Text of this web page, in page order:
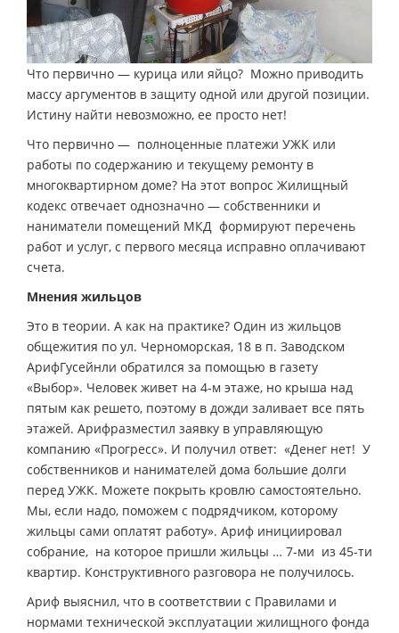
Что первично — курица или яйцо? Можно приводить
массу аргументов в защиту одной или другой позиции.
Истину найти невозможно, ее просто нет!
Что первично — полноценные платежи УЖК или
работы по содержанию и текущему ремонту в
многоквартирном доме? На этот вопрос Жилищный
кодекс отвечает однозначно — собственники и
наниматели помещений МКД формируют перечень
работ и услуг, с первого месяца исправно оплачивают
счета.
Мнения жильцов
Это в теории. А как на практике? Один из жильцов
общежития по ул. Черноморская, 18 в п. Заводском
АрифГусейнли обратился за помощью в газету
«Выбор». Человек живет на 4-м этаже, но крыша над
пятым как решето, поэтому в дожди заливает все пять
этажей. Арифразместил заявку в управляющую
компанию «Прогресс». И получил ответ: «Денег нет! У
собственников и нанимателей дома большие долги
перед УЖК. Можете покрыть кровлю самостоятельно.
Мы, если надо, поможем с подрядчиком, которому
жильцы сами оплатят работу». Ариф инициировал
собрание, на которое пришли жильцы … 7-ми из 45-ти
квартир. Конструктивного разговора не получилось.
Ариф выяснил, что в соответствии с Правилами и
нормами технической эксплуатации жилищного фонда